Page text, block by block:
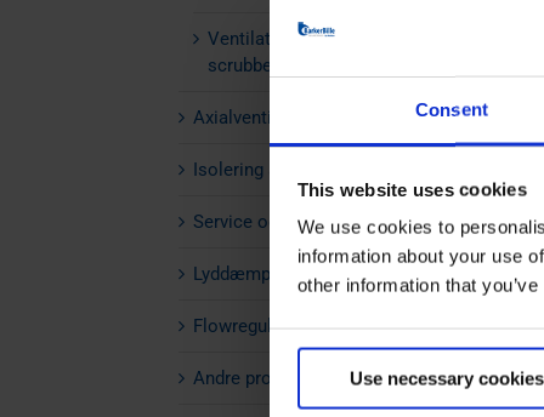
Consent
This website uses cookies
We use cookies to
information about your use
other information that
Use necessary
Ventilatorer til
scrubberanlæg
Axialventilatorer
Isolering af ventilator
Service og vedligehold
Lyddæmpere
Flowregulering
Andre produkter